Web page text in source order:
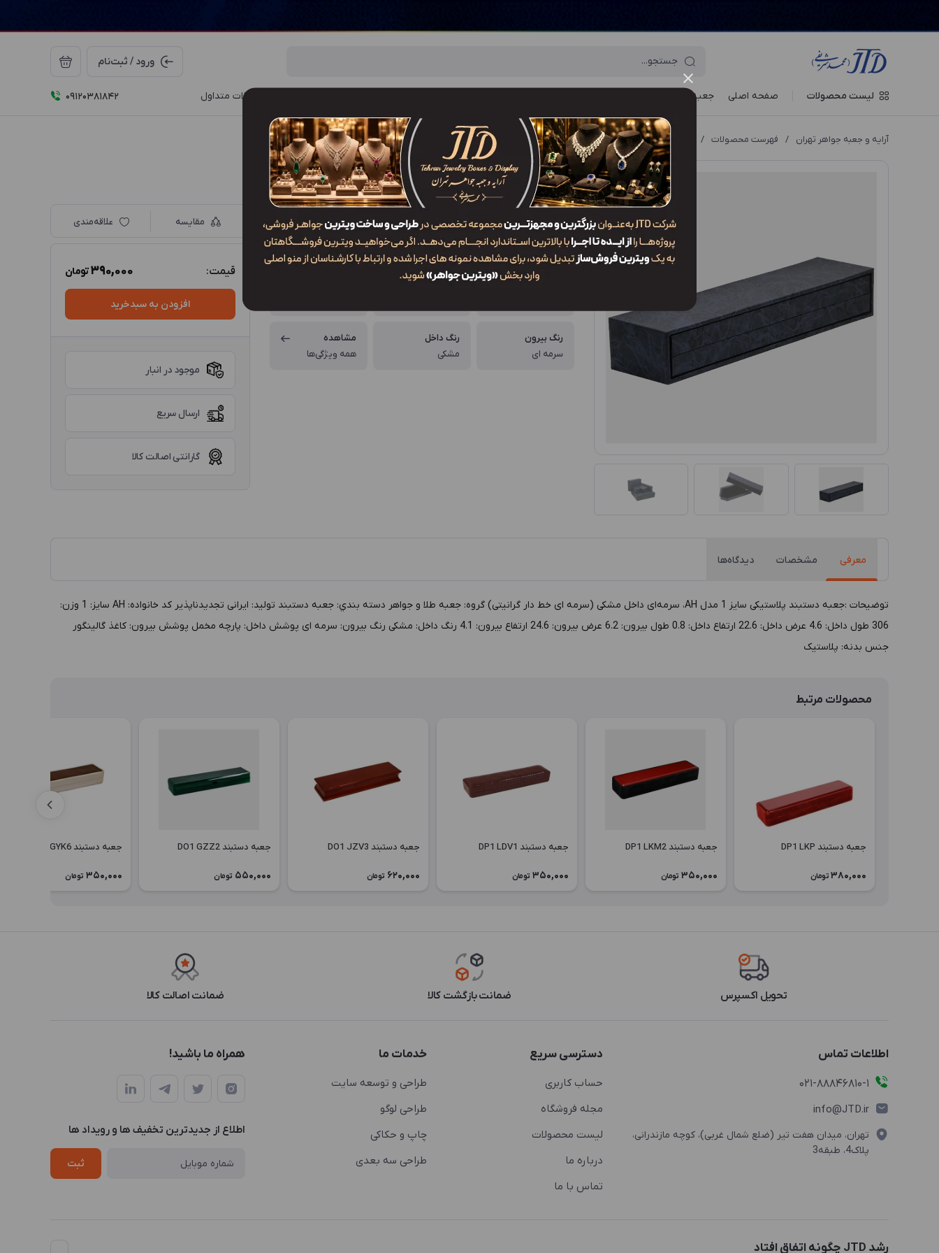
ورود / ثبت‌نام
لیست محصولات صفحه اصلی جعبه‌ ها سوالات متداول 09120381842
آرایه و جعبه جواهر تهران / فهرست محصولات / جعبه دستبند DP1 AHQ2
جعبه دستبند DP1 AHQ2
ویژگی‌ها
کد محصول
کاربرد
رنگ بیرون
سرمه ای
رنگ داخل
مشکی
مشاهده
همه ویژگی‌ها
مقایسه علاقه‌مندی
قیمت: 390,000تومان
افزودن به سبدخرید
موجود در انبار
ارسال سریع
گارانتی اصالت کالا
معرفی مشخصات دیدگاه‌ها
توضيحات :جعبه دستبند پلاستیکی سایز 1 مدل AH، سرمه‌ای داخل مشکی (سرمه ای خط دار گرانیتی) گروه: جعبه طلا و جواهر دسته بندي: جعبه دستبند توليد: ایرانی تجدیدناپذیر کد خانواده: AH سايز: 1 وزن:
306 طول داخل: 4.6 عرض داخل: 22.6 ارتفاع داخل: 0.8 طول بيرون: 6.2 عرض بيرون: 24.6 ارتفاع بيرون: 4.1 رنگ داخل: مشکی رنگ بيرون: سرمه ای پوشش داخل: پارچه مخمل پوشش بيرون: کاغذ گالینگور
جنس بدنه: پلاستیک
محصولات مرتبط
جعبه دستبند DP1 LKP
380,000 تومان
جعبه دستبند DP1 LKM2
350,000 تومان
جعبه دستبند DP1 LDV1
350,000 تومان
جعبه دستبند DO1 JZV3
620,000 تومان
جعبه دستبند DO1 GZZ2
550,000 تومان
جعبه دستبند DP1 GYK6
350,000 تومان
تحویل اکسپرس ضمانت بازگشت کالا ضمانت اصالت کالا
اطلاعات تماس
021-88846810-1
info@JTD.ir
تهران، میدان هفت تیر (ضلع شمال غربی)، کوچه مازندرانی،
پلاک4، طبقه3
دسترسی سریع
حساب کاربری
مجله فروشگاه
لیست محصولات
درباره ما
تماس با ما
خدمات ما
طراحی و توسعه سایت
طراحی لوگو
چاپ و حکاکی
طراحی سه بعدی
همراه ما باشید!
اطلاع از جدیدترین تخفیف ها و رویداد ها
ثبت
رشد JTD چگونه اتفاق افتاد